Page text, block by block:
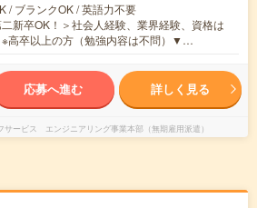
/ ブランクOK / 英語力不要
新卒OK！＞社会人経験、業界経験、資格は
※高卒以上の方（勉強内容は不問）▼…
応募へ進む 詳しく見る
サービス エンジニアリング事業本部（無期雇用派遣）